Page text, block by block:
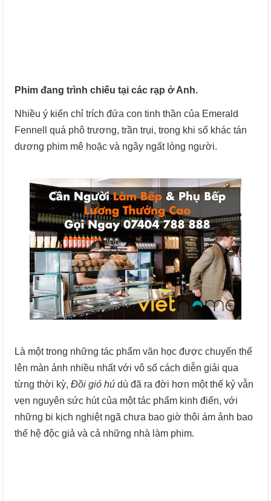
Phim đang trình chiếu tại các rạp ở Anh.
Nhiều ý kiến chỉ trích đứa con tinh thần của Emerald
Fennell quá phô trương, trần trụi, trong khi số khác tán
dương phim mê hoặc và ngây ngất lòng người.
Là một trong những tác phẩm văn học được chuyển thể
lên màn ảnh nhiều nhất với vô số cách diễn giải qua
từng thời kỳ,Đồi gió hú dù đã ra đời hơn một thế kỷ vẫn
vẹn nguyên sức hút của một tác phẩm kinh điển, với
những bi kịch nghiệt ngã chưa bao giờ thôi ám ảnh bao
thế hệ độc giả và cả những nhà làm phim.